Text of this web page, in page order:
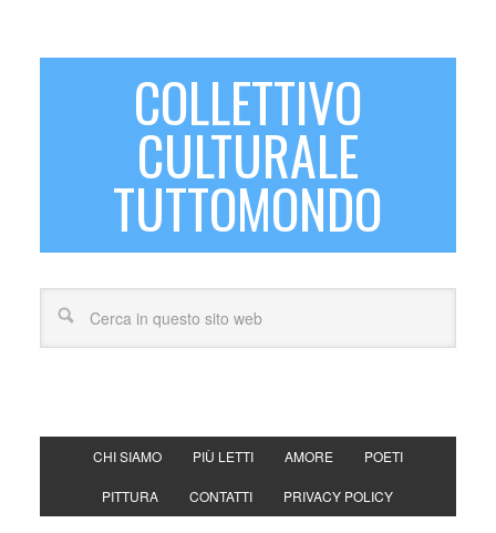
COLLETTIVO
CULTURALE
TUTTOMONDO
CHI SIAMO PIÙ LETTI AMORE POETI
PITTURA CONTATTI PRIVACY POLICY